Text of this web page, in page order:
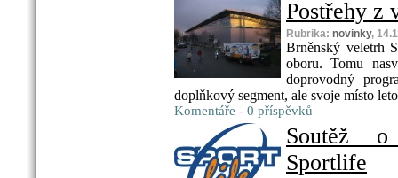
Postřehy z
Rubrika: novinky,
Brněnský veletrh
oboru. Tomu
doprovodný
doplňkový segment, ale svoje místo
Komentáře - 0 příspěvků
Soutěž
Sportlife